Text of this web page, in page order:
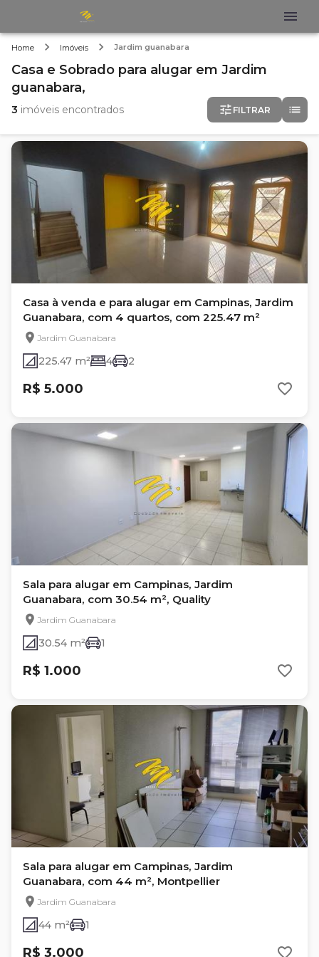
Home Imóveis Jardim guanabara
Casa e Sobrado para alugar em Jardim
guanabara,
3 imóveis encontrados FILTRAR
Casa à venda e para alugar em Campinas, Jardim
Guanabara, com 4 quartos, com 225.47 m²
Jardim Guanabara
225.47 m² 4 2
R$ 5.000
Sala para alugar em Campinas, Jardim
Guanabara, com 30.54 m², Quality
Jardim Guanabara
30.54 m² 1
R$ 1.000
Sala para alugar em Campinas, Jardim
Guanabara, com 44 m², Montpellier
Jardim Guanabara
44 m² 1
R$ 3.000